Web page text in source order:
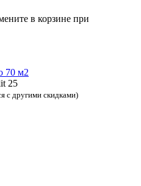
в корзине при
70 м2
25
с другими скидками)